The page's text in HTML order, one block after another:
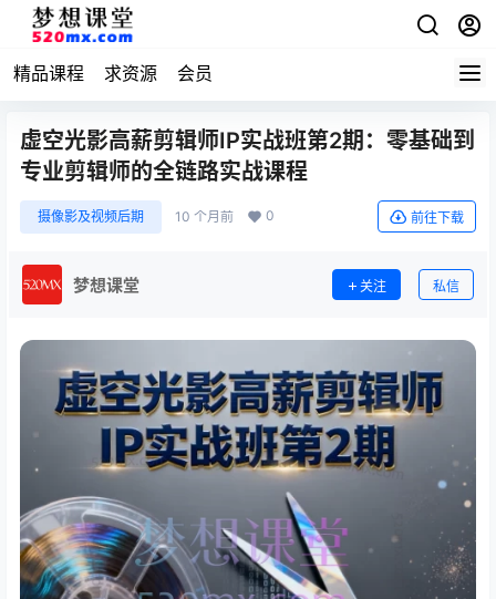
精品课程 求资源 会员
虚空光影高薪剪辑师IP实战班第2期：零基础到
专业剪辑师的全链路实战课程
摄像影及视频后期 10 个月前 0 前往下载
梦想课堂 关注 私信